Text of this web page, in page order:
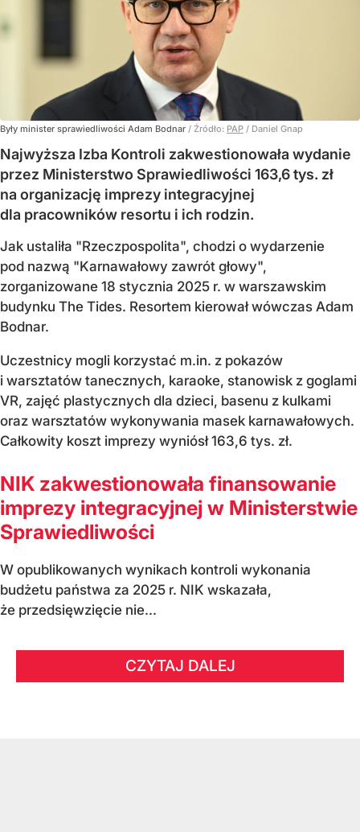
Były minister sprawiedliwości Adam Bodnar / Źródło: PAP / Daniel Gnap
Najwyższa Izba Kontroli zakwestionowała wydanie
przez Ministerstwo Sprawiedliwości 163,6 tys. zł
na organizację imprezy integracyjnej
dla pracowników resortu i ich rodzin.
Jak ustaliła "Rzeczpospolita", chodzi o wydarzenie
pod nazwą "Karnawałowy zawrót głowy",
zorganizowane 18 stycznia 2025 r. w warszawskim
budynku The Tides. Resortem kierował wówczas Adam
Bodnar.
Uczestnicy mogli korzystać m.in. z pokazów
i warsztatów tanecznych, karaoke, stanowisk z goglami
VR, zajęć plastycznych dla dzieci, basenu z kulkami
oraz warsztatów wykonywania masek karnawałowych.
Całkowity koszt imprezy wyniósł 163,6 tys. zł.
NIK zakwestionowała finansowanie
imprezy integracyjnej w Ministerstwie
Sprawiedliwości
W opublikowanych wynikach kontroli wykonania
budżetu państwa za 2025 r. NIK wskazała,
że przedsięwzięcie nie...
CZYTAJ DALEJ